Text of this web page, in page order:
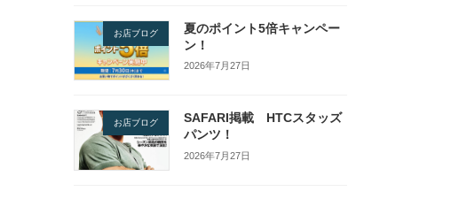
お店ブログ
夏のポイント5倍キャンペー
ン！
2026年7月27日
お店ブログ
SAFARI掲載 HTCスタッズ
パンツ！
2026年7月27日